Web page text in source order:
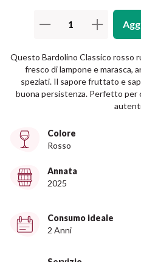
Melini
Monogram
Nino Negri
Santi
Tenuta Rapitala'
Vedi tutti
Nero D'Avola
Pinot Nero
Primitivo
Prosecco
I BIANCHI DI
SICILIA
I profumi di un'isola
Scopri di più
Questo Bardolino Classico rosso
fresco di lampone e marasca,
speziati. Il sapore fruttato e
buona persistenza. Perfetto per
Colore
Rosso
Annata
2025
Consumo ideale
2 Anni